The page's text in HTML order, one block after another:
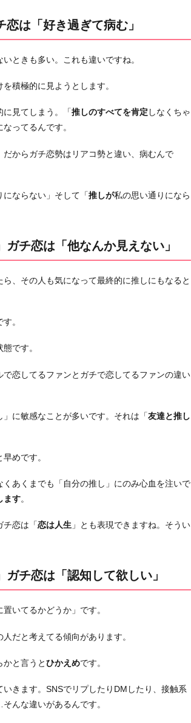
は「好き過ぎて病む」
ときも多い。これも違いですね。
積極的に見ようとします。
見てしまう。「推しのすべてを肯定 しなくちゃ
ってるんです。
からガチ恋勢はリアコ勢と違い、病むんで
にならない」そして「推しが私の思い通りになら
チ恋は「他なんか見えない」
、その人も気になって最終的に推しにもなると
。
です。
恋してるファンとガチで恋してるファンの違い
に敏感なことが多いです。それは「友達と推し
めです。
あくまでも「自分の推し」にのみ心血を注いで
ます。
チ恋は「恋は人生 」とも表現できますね。そうい
チ恋は「認知して欲しい」
いてるかどうか」です。
だと考えてる傾向があります。
と言うとひかえめです。
きます。SNSでリプしたりDMしたり、接触系
んな違いがあるんです。